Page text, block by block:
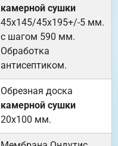
камерной сушки
45х145/45х195+/-5 мм.
с шагом 590 мм.
Обработка
антисептиком.
Обрезная доска
камерной сушки
20х100 мм.